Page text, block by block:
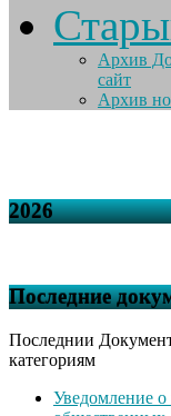
Архив
сайт
Архив
2026
Последние
Последнии
категориям
Уведомление